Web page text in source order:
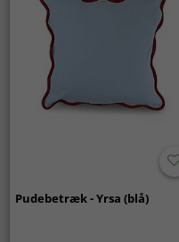
Pudebetræk - Yrsa (blå)